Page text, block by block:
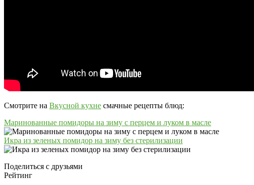
Смотрите на Вкусной кухне смачные рецепты блюд:
Маринованные помидоры на зиму с перцем и луком в масле
Икра из зеленых помидор на зиму без стерилизации
Поделиться с друзьями
Рейтинг